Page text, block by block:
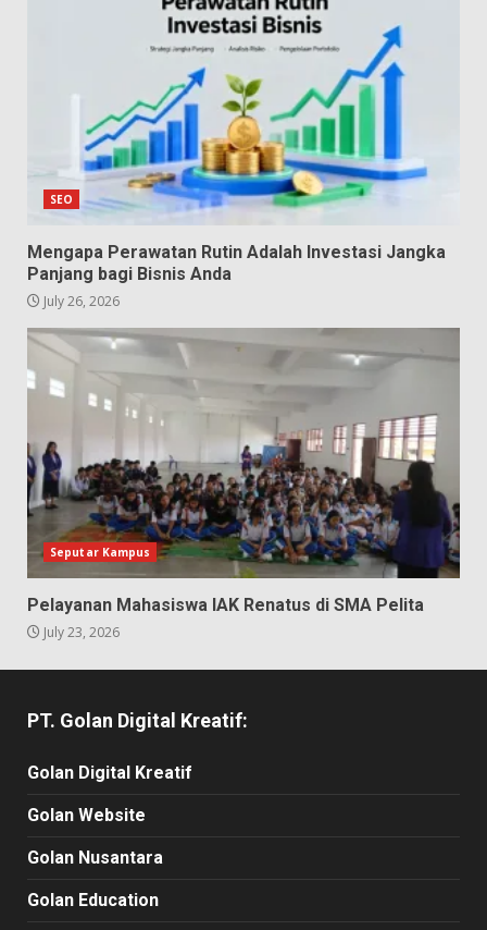
SEO
Mengapa Perawatan Rutin Adalah Investasi Jangka
Panjang bagi Bisnis Anda
July 26, 2026
Seputar Kampus
Pelayanan Mahasiswa IAK Renatus di SMA Pelita
July 23, 2026
PT. Golan Digital Kreatif:
Golan Digital Kreatif
Golan Website
Golan Nusantara
Golan Education